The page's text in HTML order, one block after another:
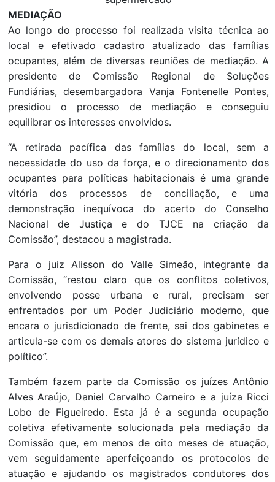
MEDIAÇÃO
Ao longo do processo foi realizada visita técnica ao
local e efetivado cadastro atualizado das famílias
ocupantes, além de diversas reuniões de mediação. A
presidente de Comissão Regional de Soluções
Fundiárias, desembargadora Vanja Fontenelle Pontes,
presidiou o processo de mediação e conseguiu
equilibrar os interesses envolvidos.
“A retirada pacífica das famílias do local, sem a
necessidade do uso da força, e o direcionamento dos
ocupantes para políticas habitacionais é uma grande
vitória dos processos de conciliação, e uma
demonstração inequívoca do acerto do Conselho
Nacional de Justiça e do TJCE na criação da
Comissão”, destacou a magistrada.
Para o juiz Alisson do Valle Simeão, integrante da
Comissão, “restou claro que os conflitos coletivos,
envolvendo posse urbana e rural, precisam ser
enfrentados por um Poder Judiciário moderno, que
encara o jurisdicionado de frente, sai dos gabinetes e
articula-se com os demais atores do sistema jurídico e
político”.
Também fazem parte da Comissão os juízes Antônio
Alves Araújo, Daniel Carvalho Carneiro e a juíza Ricci
Lobo de Figueiredo. Esta já é a segunda ocupação
coletiva efetivamente solucionada pela mediação da
Comissão que, em menos de oito meses de atuação,
vem seguidamente aperfeiçoando os protocolos de
atuação e ajudando os magistrados condutores dos